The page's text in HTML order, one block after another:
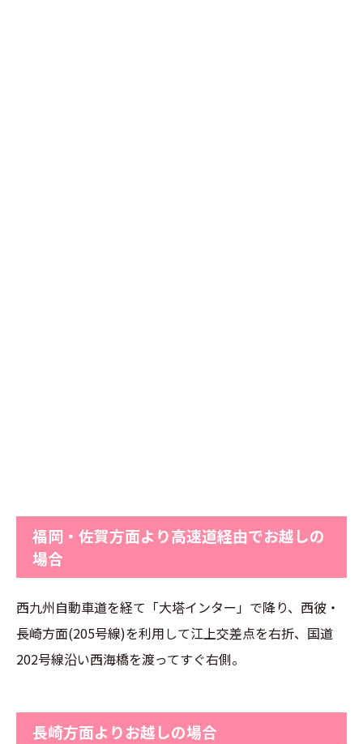
福岡・佐賀方面より高速道経由でお越しの
場合
西九州自動車道を経て「大塔インター」で降り、西彼・
長崎方面(205号線)を利用して江上交差点を右折、国道
202号線沿い西海橋を渡ってすぐ右側。
長崎方面よりお越しの場合